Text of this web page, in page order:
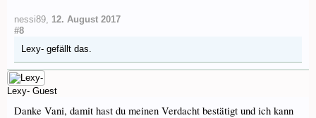
nessi89, 12. August 2017
#8
Lexy- gefällt das.
Lexy- Guest
Danke Vani, damit hast du meinen Verdacht bestätigt und ich kann